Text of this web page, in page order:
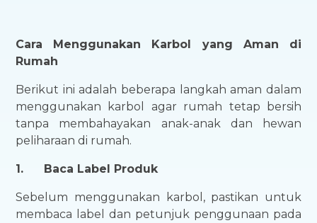
Cara Menggunakan Karbol yang Aman di
Rumah
Berikut ini adalah beberapa langkah aman dalam
menggunakan karbol agar rumah tetap bersih
tanpa membahayakan anak-anak dan hewan
peliharaan di rumah.
1. Baca Label Produk
Sebelum menggunakan karbol, pastikan untuk
membaca label dan petunjuk penggunaan pada